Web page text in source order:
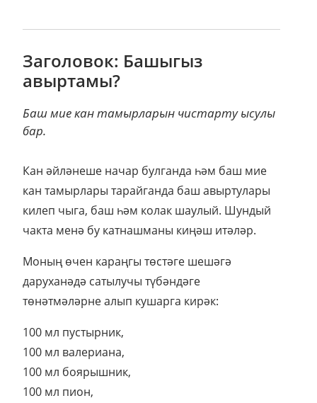
Заголовок: Башыгыз
авыртамы?
Баш мие кан тамырларын чистарту ысулы
бар.
Кан әйләнеше начар булганда һәм баш мие
кан тамырлары тарайганда баш авыртулары
килеп чыга, баш һәм колак шаулый. Шундый
чакта менә бу катнашманы киңәш итәләр.
Моның өчен караңгы төстәге шешәгә
даруханәдә сатылучы түбәндәге
төнәтмәләрне алып кушарга кирәк:
100 мл пустырник,
100 мл валериана,
100 мл боярышник,
100 мл пион,